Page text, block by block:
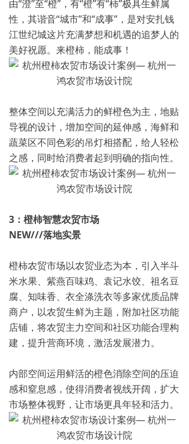
由“澄”至“橙”，有“橙”有“柿”极具生鲜属
性，其谐音“城市”和“成事”，是对安扎钱
江世纪城这片充满梦想和机遇的追梦人的
美好祝愿。来橙柿，能成事！
整体空间以充满活力的鲜橙色为主，地贴
导视的设计，增加空间的延伸感，海鲜和
蔬菜区不同色彩的吊灯相搭配，给人轻松
之感，同时给消费者起到明确的指向性。
3： 橙柿智慧农贸市场
NEW///落地实景
橙柿农贸市场以农贸业态为本，引入半斗
米水果、紫燕百味鸡、袁记水饺、祖名豆
腐、知味香、衣全涤洗衣等多家优质品牌
商户，以农贸生鲜为主题，附加社区功能
店铺，将农贸主力空间和社区功能合理构
建，提升营商环境，激活发展潜力。
内部空间运用鲜活的橙色消除空间的压迫
感和窒息感，使得消费者视线开阔，扩大
市场整体视野，让市场更具年轻和活力。